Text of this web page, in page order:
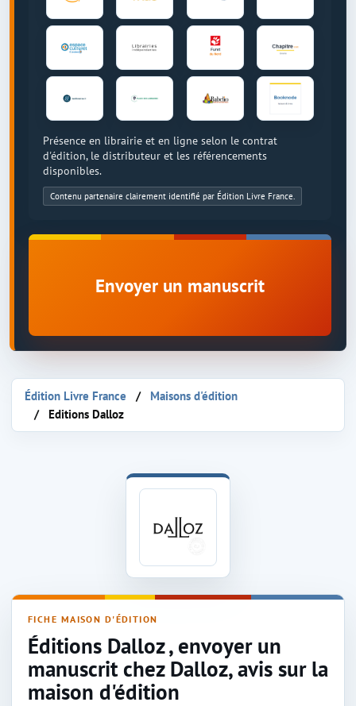
Présence en librairie et en ligne selon le contrat
d'édition, le distributeur et les référencements
disponibles.
Contenu partenaire clairement identifié par Édition Livre France.
Envoyer un manuscrit
Édition Livre France
Maisons d'édition
Editions Dalloz
Maison d'édition Dalloz
FICHE MAISON D'ÉDITION
Éditions Dalloz , envoyer un
manuscrit chez Dalloz, avis sur la
maison d'édition